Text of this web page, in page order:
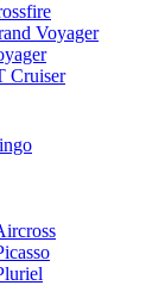
Voyager
Cruiser